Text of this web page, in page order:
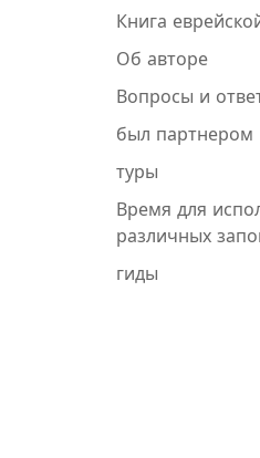
Книга
Об авторе
Вопросы и
был партнером
туры
Время для
различных
гиды